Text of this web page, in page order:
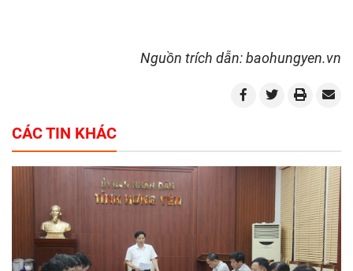
Nguồn trích dẫn: baohungyen.vn
CÁC TIN KHÁC